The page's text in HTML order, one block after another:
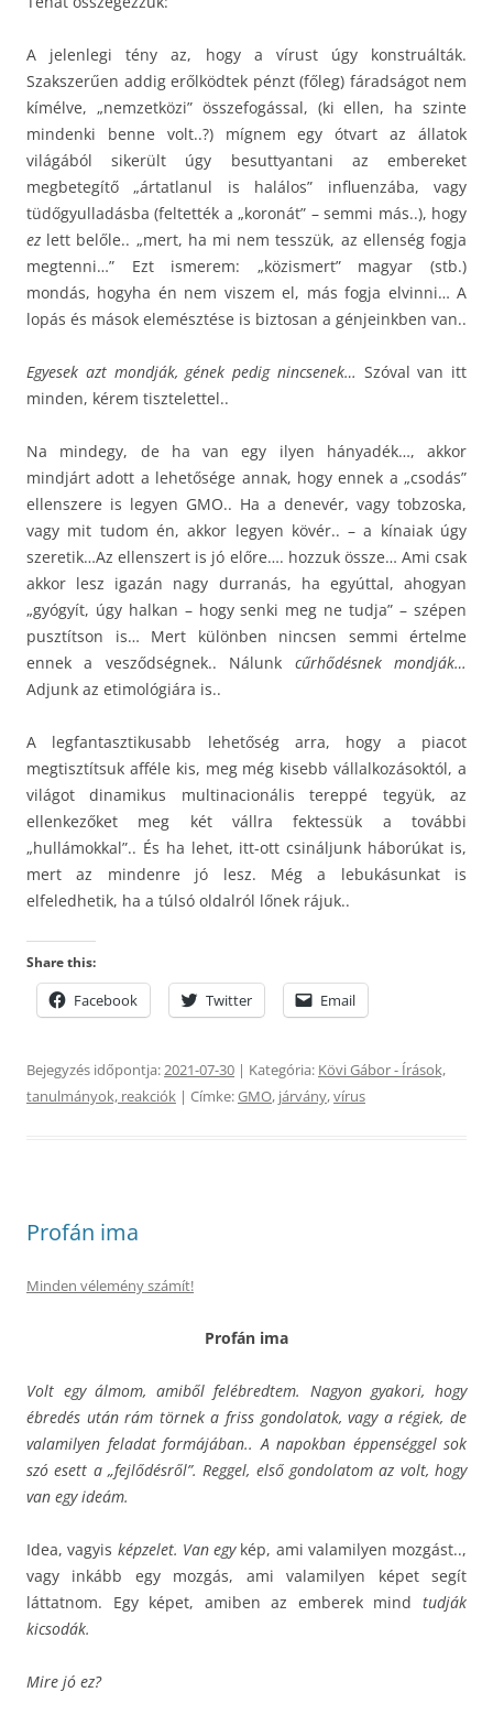
A jelenlegi tény az, hogy a vírust úgy konstruálták.
Szakszerűen addig erőlködtek pénzt (főleg) fáradságot nem
kímélve, „nemzetközi” összefogással, (ki ellen, ha szinte
mindenki benne volt..?) mígnem egy ótvart az állatok
világából sikerült úgy besuttyantani az embereket
megbetegítő „ártatlanul is halálos” influenzába, vagy
tüdőgyulladásba (feltették a „koronát” – semmi más..), hogy
ez lett belőle.. „mert, ha mi nem tesszük, az ellenség fogja
megtenni…” Ezt ismerem: „közismert” magyar (stb.)
mondás, hogyha én nem viszem el, más fogja elvinni… A
lopás és mások elemésztése is biztosan a génjeinkben van..
Egyesek azt mondják, gének pedig nincsenek… Szóval van itt
minden, kérem tisztelettel..
Na mindegy, de ha van egy ilyen hányadék…, akkor
mindjárt adott a lehetősége annak, hogy ennek a „csodás”
ellenszere is legyen GMO.. Ha a denevér, vagy tobzoska,
vagy mit tudom én, akkor legyen kövér.. – a kínaiak úgy
szeretik…Az ellenszert is jó előre…. hozzuk össze… Ami csak
akkor lesz igazán nagy durranás, ha egyúttal, ahogyan
„gyógyít, úgy halkan – hogy senki meg ne tudja” – szépen
pusztítson is… Mert különben nincsen semmi értelme
ennek a vesződségnek.. Nálunk cűrhődésnek mondják…
Adjunk az etimológiára is..
A legfantasztikusabb lehetőség arra, hogy a piacot
megtisztítsuk afféle kis, meg még kisebb vállalkozásoktól, a
világot dinamikus multinacionális tereppé tegyük, az
ellenkezőket meg két vállra fektessük a további
„hullámokkal”.. És ha lehet, itt-ott csináljunk háborúkat is,
mert az mindenre jó lesz. Még a lebukásunkat is
elfeledhetik, ha a túlsó oldalról lőnek rájuk..
Share this:
Facebook Twitter Email
Bejegyzés időpontja:2021-07-30 | Kategória: Kövi Gábor - Írások,
tanulmányok, reakciók | Címke:GMO, járvány,vírus
Profán ima
Minden vélemény számít!
Profán ima
Volt egy álmom, amiből felébredtem. Nagyon gyakori, hogy
ébredés után rám törnek a friss gondolatok, vagy a régiek, de
valamilyen feladat formájában.. A napokban éppenséggel sok
szó esett a „fejlődésről”. Reggel, első gondolatom az volt, hogy
van egy ideám.
Idea, vagyis képzelet. Van egy kép, ami valamilyen mozgást..,
vagy inkább egy mozgás, ami valamilyen képet segít
láttatnom. Egy képet, amiben az emberek mind tudják
kicsodák.
Mire jó ez?